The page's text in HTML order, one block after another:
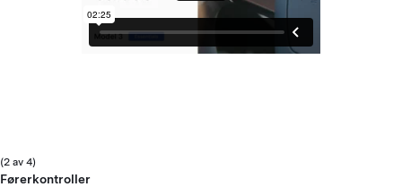
(2 av 4)
Førerkontroller